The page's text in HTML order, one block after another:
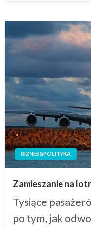
BIZNES&POLITYKA
Zamieszanie na
Tysiące
po tym, jak